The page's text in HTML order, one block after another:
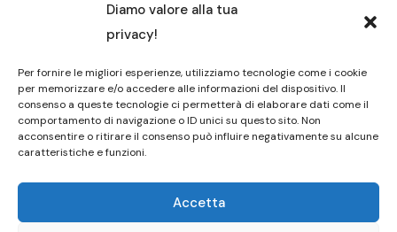
Diamo valore alla tua
privacy!
Per fornire le migliori esperienze, utilizziamo tecnologie come i cookie
per memorizzare e/o accedere alle informazioni del dispositivo. Il
consenso a queste tecnologie ci permetterà di elaborare dati come il
comportamento di navigazione o ID unici su questo sito. Non
acconsentire o ritirare il consenso può influire negativamente su alcune
caratteristiche e funzioni.
Accetta
Offerta Natale in camera con vasca
idromassaggio ! Prenota il tuo relax esclusivo
Entrata GRATUITA in Piscina esterna! Il tuo relax
di coppia